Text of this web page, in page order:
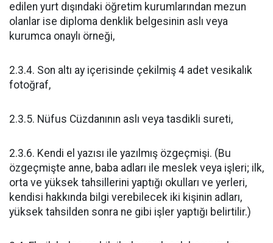
edilen yurt dışındaki öğretim kurumlarından mezun
olanlar ise diploma denklik belgesinin aslı veya
kurumca onaylı örneği,
2.3.4. Son altı ay içerisinde çekilmiş 4 adet vesikalık
fotoğraf,
2.3.5. Nüfus Cüzdanının aslı veya tasdikli sureti,
2.3.6. Kendi el yazısı ile yazılmış özgeçmişi. (Bu
özgeçmişte anne, baba adları ile meslek veya işleri; ilk,
orta ve yüksek tahsillerini yaptığı okulları ve yerleri,
kendisi hakkında bilgi verebilecek iki kişinin adları,
yüksek tahsilden sonra ne gibi işler yaptığı belirtilir.)